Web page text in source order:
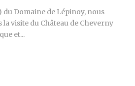
du Domaine de Lépinoy, nous
visite du Château de Cheverny
et...